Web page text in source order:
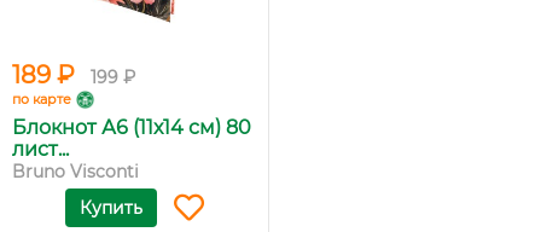
189 ₽ 199 ₽
по карте
Блокнот А6 (11х14 см) 80
лист...
Bruno Visconti
Купить